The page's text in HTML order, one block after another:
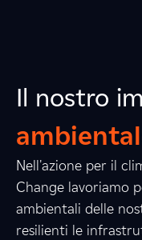
Il nostro
Nell'azione per il
Change lavoriamo
ambientali delle
resilienti le